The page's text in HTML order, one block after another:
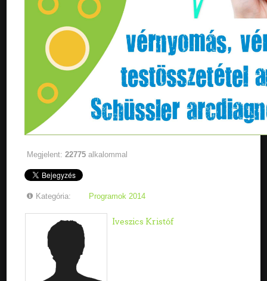
Megjelent:22775 alkalommal
Kategória: Programok 2014
Iveszics Kristóf